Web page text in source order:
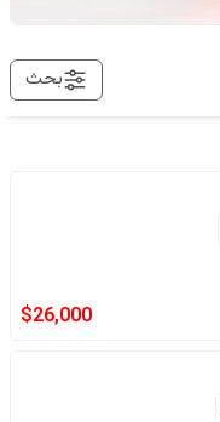
بحث
$26,000